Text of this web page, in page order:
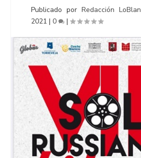
Publicado por Redacción
2021 |0 |